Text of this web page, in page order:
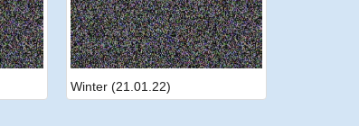
Winter (21.01.22)